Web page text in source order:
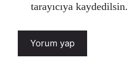
tarayıcıya kaydedilsin.